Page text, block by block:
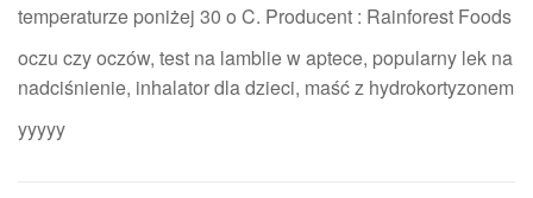
temperaturze poniżej 30 o C. Producent : Rainforest Foods
oczu czy oczów, test na lamblie w aptece, popularny lek na
nadciśnienie, inhalator dla dzieci, maść z hydrokortyzonem
yyyyy